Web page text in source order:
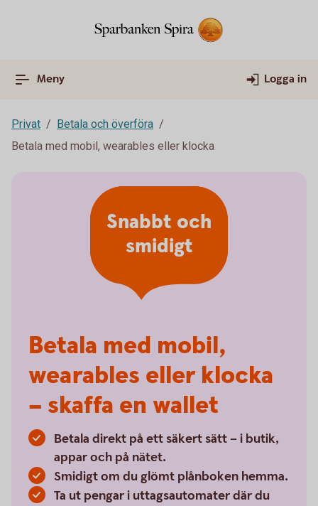
Meny Logga in
Privat
Betala och överföra
Betala med mobil, wearables eller klocka
Betala med mobil,
wearables eller klocka
– skaffa en wallet
Betala direkt på ett säkert sätt – i butik,
appar och på nätet.
Smidigt om du glömt plånboken hemma.
Ta ut pengar i uttagsautomater där du
Snabbt och
smidigt